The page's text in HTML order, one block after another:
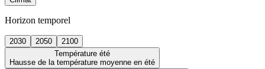
Horizon temporel
2030 2050
2100
Température été
Hausse de la température moyenne en été